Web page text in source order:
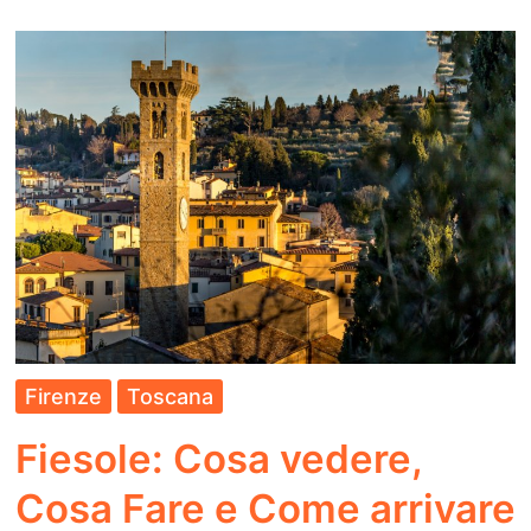
Cosa
Fare
e
Come
arrivare
Firenze Toscana
Fiesole: Cosa vedere,
Cosa Fare e Come arrivare